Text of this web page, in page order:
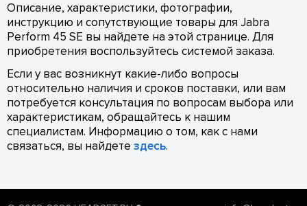
Описание, характеристики, фотографии,
инструкцию и сопутствующие товары для Jabra
Perform 45 SE вы найдете на этой странице. Для
приобретения воспользуйтесь системой заказа.
Если у вас возникнут какие-либо вопросы
относительно наличия и сроков поставки, или вам
потребуется консультация по вопросам выбора или
характеристикам, обращайтесь к нашим
специалистам. Информацию о том, как с нами
связаться, вы найдете здесь.